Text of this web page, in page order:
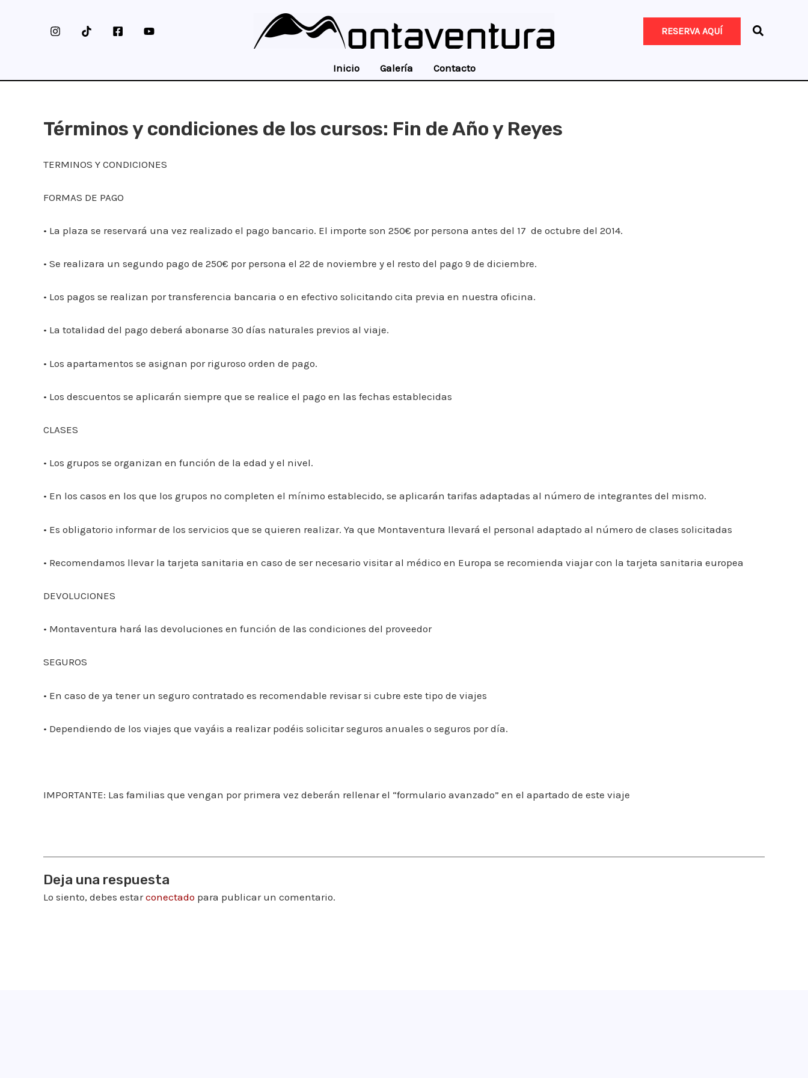
RESERVA AQUÍ
Inicio Galería Contacto
Términos y condiciones de los cursos: Fin de Año y Reyes
TERMINOS Y CONDICIONES
FORMAS DE PAGO
• La plaza se reservará una vez realizado el pago bancario. El importe son 250€ por persona antes del 17 de octubre del 2014.
• Se realizara un segundo pago de 250€ por persona el 22 de noviembre y el resto del pago 9 de diciembre.
• Los pagos se realizan por transferencia bancaria o en efectivo solicitando cita previa en nuestra oficina.
• La totalidad del pago deberá abonarse 30 días naturales previos al viaje.
• Los apartamentos se asignan por riguroso orden de pago.
• Los descuentos se aplicarán siempre que se realice el pago en las fechas establecidas
CLASES
• Los grupos se organizan en función de la edad y el nivel.
• En los casos en los que los grupos no completen el mínimo establecido, se aplicarán tarifas adaptadas al número de integrantes del mismo.
• Es obligatorio informar de los servicios que se quieren realizar. Ya que Montaventura llevará el personal adaptado al número de clases solicitadas
• Recomendamos llevar la tarjeta sanitaria en caso de ser necesario visitar al médico en Europa se recomienda viajar con la tarjeta sanitaria europea
DEVOLUCIONES
• Montaventura hará las devoluciones en función de las condiciones del proveedor
SEGUROS
• En caso de ya tener un seguro contratado es recomendable revisar si cubre este tipo de viajes
• Dependiendo de los viajes que vayáis a realizar podéis solicitar seguros anuales o seguros por día.
IMPORTANTE: Las familias que vengan por primera vez deberán rellenar el “formulario avanzado” en el apartado de este viaje
Deja una respuesta
Lo siento, debes estarconectado para publicar un comentario.